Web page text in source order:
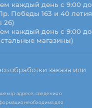
каждый день с 9:00 до
Победы 163 и 40 летия
26)
каждый день с 9:00 до
магазины)
обработки заказа или
ip-адресе, сведения о
необходима для